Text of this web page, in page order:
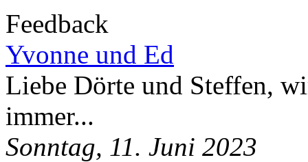
Feedback
Yvonne und Ed
Liebe Dörte und Steffen,
immer...
Sonntag, 11. Juni 2023